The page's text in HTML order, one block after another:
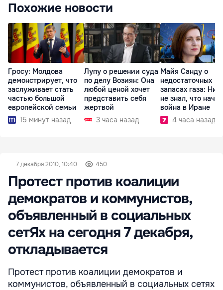
Похожие новости
Гросу: Молдова
демонстрирует, что
заслуживает стать
частью большой
европейской семьи
15 минут назад
Лупу о решении суда
по делу Возиян: Она
любой ценой хочет
представить себя
жертвой
3 часа назад
Майя Санду о
недостаточных
запасах газа:
не знал, что
война в Иране
4 часа назад
7 декабря 2010, 10:40 450
Протест против коалиции
демократов и коммунистов,
объявленный в социальных
сетЯх на сегодня 7 декабря,
откладывается
Протест против коалиции демократов и
коммунистов, объявленный в социальных сетях